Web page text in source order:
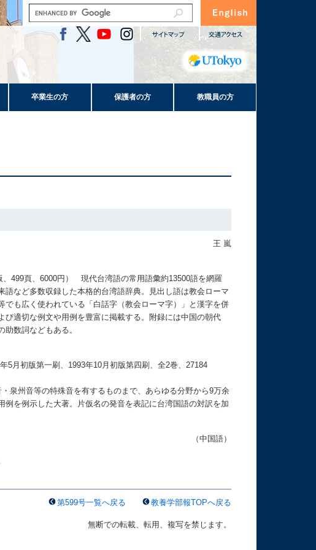
卒業生の方 保護者の方 教職員の方
王 嵐
499頁、6000円） 現代台湾語の常用語彙約13500語を網羅
など多数収録した本格的台湾語辞典。見出し語は教会ローマ
も広く使われている「白話字（教会ローマ字）」と漢字を併
適切な例文や用例を豊富に掲載する。附録には中国の朝代
数詞などもある。
月初版第一刷、1993年10月初版第四刷、全2巻、27184
泉州音等の特殊音を有するものまで、あらゆる分野から9万余
を例示した大著。片仮名の発音を表記に台湾国語の対訳を加
（中国語）
第599号一覧へ戻る 教養学部報TOPへ戻る
無断での転載、転用、複写を禁じます。